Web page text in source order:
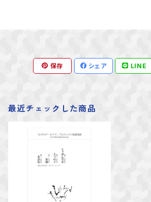
保存 シェア LINE
最近チェックした商品